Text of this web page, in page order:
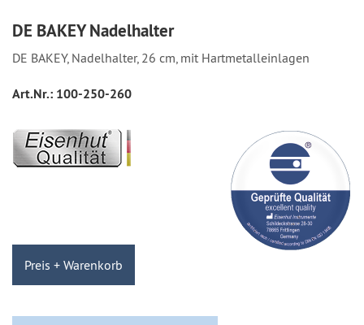
DE BAKEY Nadelhalter
DE BAKEY, Nadelhalter, 26 cm, mit Hartmetalleinlagen
Art.Nr.: 100-250-260
Preis + Warenkorb